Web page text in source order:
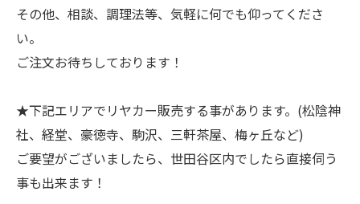
その他、相談、調理法等、気軽に何でも仰ってくださ
い。
ご注文お待ちしております！
★下記エリアでリヤカー販売する事があります。(松陰神
社、経堂、豪徳寺、駒沢、三軒茶屋、梅ヶ丘など)
ご要望がございましたら、世田谷区内でしたら直接伺う
事も出来ます！